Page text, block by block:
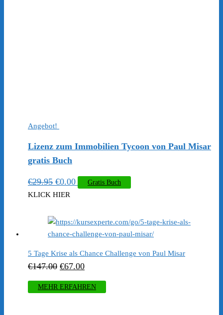
Angebot!
Lizenz zum Immobilien Tycoon von Paul Misar
gratis Buch
€29.95 Ursprünglicher
Preis
€29.95
€0.00Aktueller
€0.00.
Gratis Buch
KLICK HIER
5 Tage Krise als Chance Challenge von Paul Misar
€147.00 Ursprünglicher
Preis
war:
€67.00Aktueller
Preis
ist:
MEHR ERFAHREN